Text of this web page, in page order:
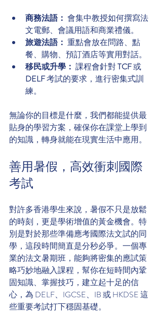
商務法語： 會集中教授如何撰寫法
文電郵、會議用語和商業禮儀。
旅遊法語： 重點會放在問路、點
餐、購物、預訂酒店等實用對話。
移民或升學： 課程會針對 TCF 或
DELF 考試的要求，進行密集式訓
練。
無論你的目標是什麼，我們都能提供最
貼身的學習方案，確保你在課堂上學到
的知識，轉身就能在現實生活中應用。
善用暑假，高效衝刺國際
考試
對許多香港學生來說，暑假不只是放鬆
的時刻，更是學術增值的黃金機會。特
別是對於那些準備應考國際法文試的同
學，這段時間簡直是分秒必爭。一個專
業的法文暑期班，能夠將密集的應試策
略巧妙地融入課程，幫你在短時間內鞏
固知識、掌握技巧，建立起十足的信
心，為 DELF、IGCSE、IB 或 HKDSE 這
些重要考試打下穩固基礎。